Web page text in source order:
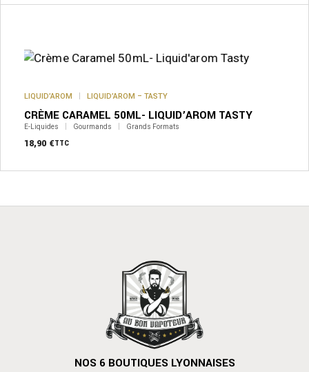
produit
LIQUID’AROM LIQUID’AROM – TASTY
CRÈME CARAMEL 50ML- LIQUID’AROM TASTY
E-Liquides Gourmands Grands Formats
18,90 €TTC
NOS 6 BOUTIQUES LYONNAISES